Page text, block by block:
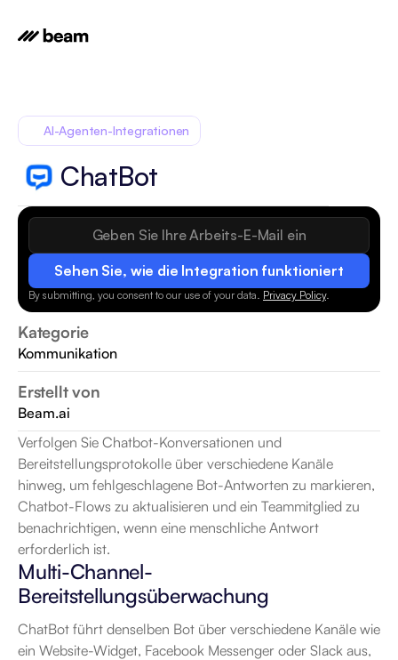
Sehen Sie, wie die Integration funktioniert
By submitting, you consent to our use of your data. Privacy Policy.
Kategorie
Kommunikation
Erstellt von
Beam.ai
AI-Agenten-Integrationen
ChatBot
Verfolgen Sie Chatbot-Konversationen und
Bereitstellungsprotokolle über verschiedene Kanäle
hinweg, um fehlgeschlagene Bot-Antworten zu markieren,
Chatbot-Flows zu aktualisieren und ein Teammitglied zu
benachrichtigen, wenn eine menschliche Antwort
erforderlich ist.
Multi-Channel-
Bereitstellungsüberwachung
ChatBot führt denselben Bot über verschiedene Kanäle wie
ein Website-Widget, Facebook Messenger oder Slack aus,